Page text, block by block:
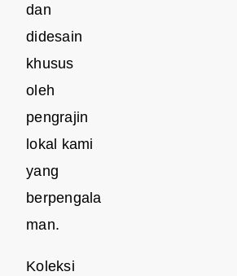
dan
didesain
khusus
oleh
pengrajin
lokal kami
yang
berpengala
man.
Koleksi